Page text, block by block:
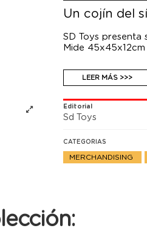
Un cojín del
SD Toys presenta
Mide 45x45x12cm
LEER MÁS >>>
Editorial
Sd Toys
CATEGORIAS
MERCHANDISING